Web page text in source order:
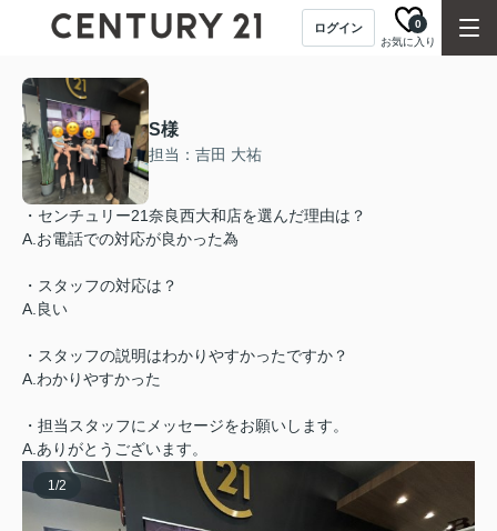
ログイン
お気に入り
0
S様
担当：吉田 大祐
・センチュリー21奈良西大和店を選んだ理由は？
A.お電話での対応が良かった為
・スタッフの対応は？
A.良い
・スタッフの説明はわかりやすかったですか？
A.わかりやすかった
・担当スタッフにメッセージをお願いします。
A.ありがとうございます。
1/2